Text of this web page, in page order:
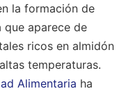
la formación de
que aparece de
ricos en almidón
temperaturas.
Alimentaria ha